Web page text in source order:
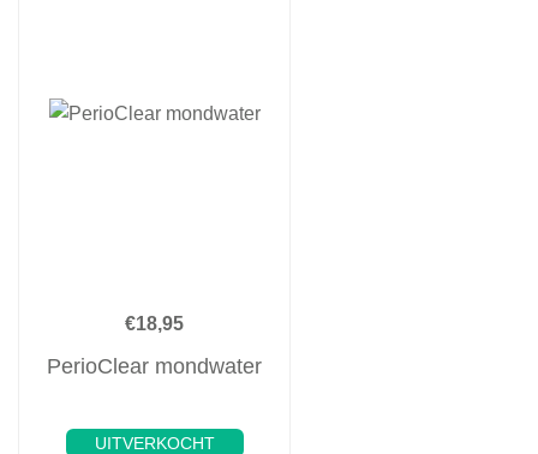
€18,95
PerioClear mondwater
UITVERKOCHT